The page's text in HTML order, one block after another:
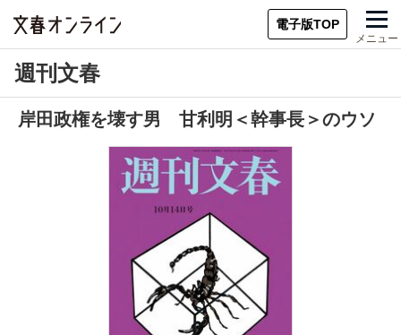
電子版TOP
メニュー
週刊文春
岸田政権を壊す男 甘利明＜幹事長＞のウソ